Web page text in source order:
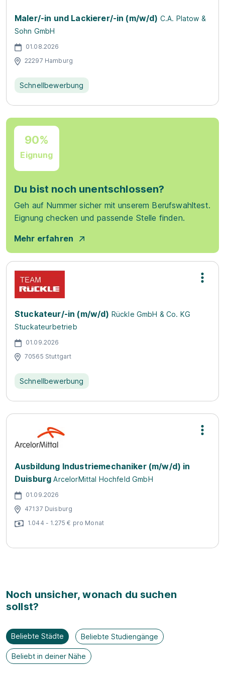
Maler/-in und Lackierer/-in (m/w/d) C.A. Platow &
Sohn GmbH
01.08.2026
22297 Hamburg
Schnellbewerbung
90%
Eignung
Du bist noch unentschlossen?
Geh auf Nummer sicher mit unserem Berufswahltest.
Eignung checken und passende Stelle finden.
Mehr erfahren
Stuckateur/-in (m/w/d) Rückle GmbH & Co. KG
Stuckateurbetrieb
01.09.2026
70565 Stuttgart
Schnellbewerbung
Ausbildung Industriemechaniker (m/w/d) in
Duisburg ArcelorMittal Hochfeld GmbH
01.09.2026
47137 Duisburg
1.044 - 1.275 € pro Monat
Noch unsicher, wonach du suchen
sollst?
Beliebte Städte Beliebte Studiengänge
Beliebt in deiner Nähe